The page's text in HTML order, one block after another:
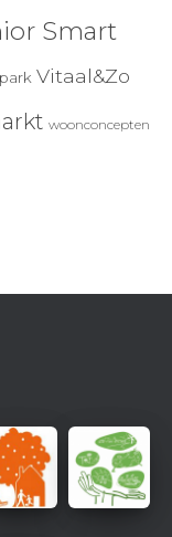
Smart
Vitaal&Zo
woonconcepten